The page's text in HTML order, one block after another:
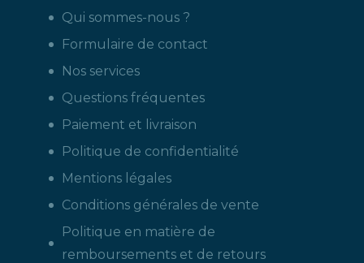
Qui sommes-nous ?
Formulaire de contact
Nos services
Questions fréquentes
Paiement et livraison
Politique de confidentialité
Mentions légales
Conditions générales de vente
Politique en matière de
remboursements et de retours